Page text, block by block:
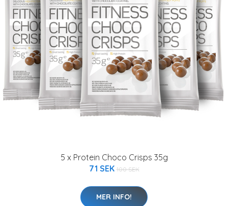
5 x Protein Choco Crisps 35g
71 SEK 100 SEK
MER INFO!